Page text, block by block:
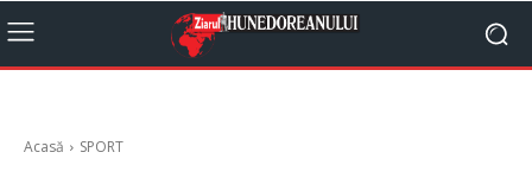
Acasă SPORT